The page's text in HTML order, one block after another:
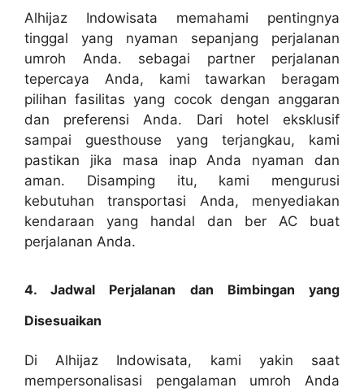
Alhijaz Indowisata memahami pentingnya
tinggal yang nyaman sepanjang perjalanan
umroh Anda. sebagai partner perjalanan
tepercaya Anda, kami tawarkan beragam
pilihan fasilitas yang cocok dengan anggaran
dan preferensi Anda. Dari hotel eksklusif
sampai guesthouse yang terjangkau, kami
pastikan jika masa inap Anda nyaman dan
aman. Disamping itu, kami mengurusi
kebutuhan transportasi Anda, menyediakan
kendaraan yang handal dan ber AC buat
perjalanan Anda.
4. Jadwal Perjalanan dan Bimbingan yang
Disesuaikan
Di Alhijaz Indowisata, kami yakin saat
mempersonalisasi pengalaman umroh Anda